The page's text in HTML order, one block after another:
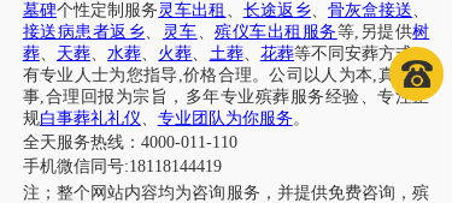
墓碑个性定制服务 灵车出租 、 长途返乡、 骨灰盒接送、
接送病患者返乡、 灵车、殡仪车出租服务等,另提供树
葬、 天葬、水葬、 火葬、 土葬、 花葬等不同安葬方式，
有专业人士为您指导,价格合理。公司以人为本,真诚做
事,合理回报为宗旨，多年专业殡葬服务经验、专注正
规白事葬礼礼仪、 专业团队为你服务。
全天服务热线： 4000-011-110
手机微信同号:18118144419
注；整个网站内容均为咨询服务，并提供免费咨询，殡